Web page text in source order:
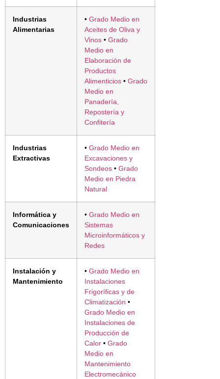
Industrias
Alimentarias
• Grado Medio en
Aceites de Oliva y
Vinos • Grado
Medio en
Elaboración de
Productos
Alimenticios • Grado
Medio en
Panadería,
Repostería y
Confitería
Industrias
Extractivas
• Grado Medio en
Excavaciones y
Sondeos • Grado
Medio en Piedra
Natural
Informática y
Comunicaciones
• Grado Medio en
Sistemas
Microinformáticos y
Redes
Instalación y
Mantenimiento
• Grado Medio en
Instalaciones
Frigoríficas y de
Climatización •
Grado Medio en
Instalaciones de
Producción de
Calor • Grado
Medio en
Mantenimiento
Electromecánico